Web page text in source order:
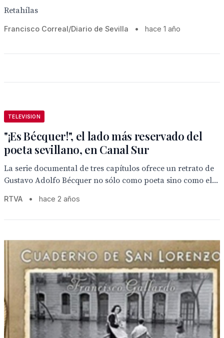
Retahílas
Francisco Correal/Diario de Sevilla • hace 1 año
TELEVISION
"¡Es Bécquer!", el lado más reservado del
poeta sevillano, en Canal Sur
La serie documental de tres capítulos ofrece un retrato de
Gustavo Adolfo Bécquer no sólo como poeta sino como el...
RTVA • hace 2 años